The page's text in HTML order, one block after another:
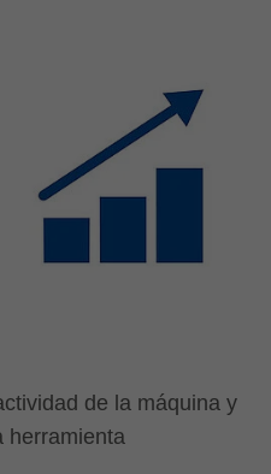
de la máquina y
herramienta